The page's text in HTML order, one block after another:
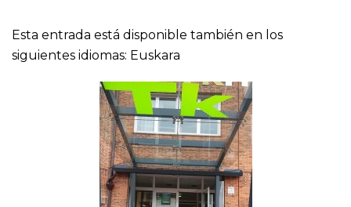
Esta entrada está disponible también en los
siguientes idiomas: Euskara